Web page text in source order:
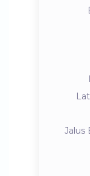
Jalus